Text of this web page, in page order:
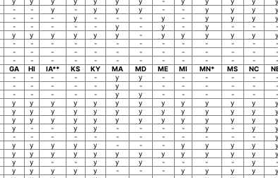
- - y - y y y - - y y y y
- - - y - - - y - y y y y
- - - - - y - y - y - - -
y y y y y y - y y y y y y
- - - - - - - - - - - - -
- - - - - - - - - - - - -
- - - - - - - - - - - - -
GA HI IA** KS KY MA MD ME MI MN* MS NC
- - - - - y y - - - - - -
- - - - - y - - - - - - -
- - - - - y y - - - - - -
y y y y y y y y y y y y y
y y y y y y y y y y y y y
y y y y y y y y y y y y y
y - - y y - - - - y - y y
- - - - - - - - - - - - y
y y y y y - - - y y y y y
y y y y y y y y y y y y y
y y - - y y y - - - - y -
y y y y y - - - y y y y y